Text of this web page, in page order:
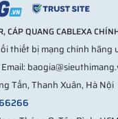
1000 cho
mại cần triển khai hệ
24P-4G-L cho tầng 1
CÁP QUANG CABLEXA
thiết bị mạng chính hãng
Tấn, Thanh Xuân, Hà Nội